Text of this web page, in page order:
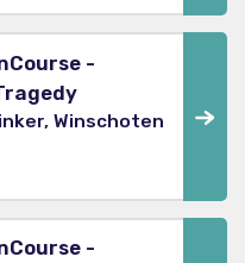
-
Winschoten
-